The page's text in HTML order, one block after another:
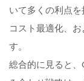
いて多くの利点を
コスト最適化、
す。
総合的に見ると